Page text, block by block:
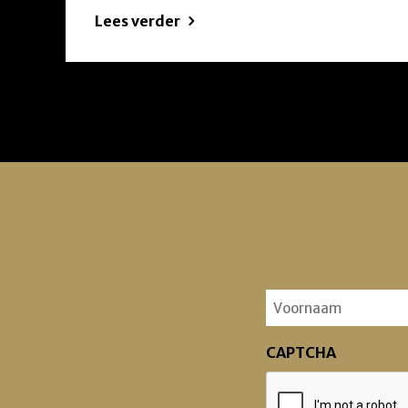
Lees verder
Voornaam
CAPTCHA